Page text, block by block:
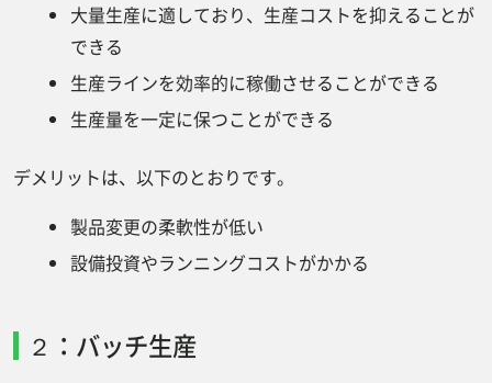
大量生産に適しており、生産コストを抑えることが
できる
生産ラインを効率的に稼働させることができる
生産量を一定に保つことができる
デメリットは、以下のとおりです。
製品変更の柔軟性が低い
設備投資やランニングコストがかかる
２：バッチ生産